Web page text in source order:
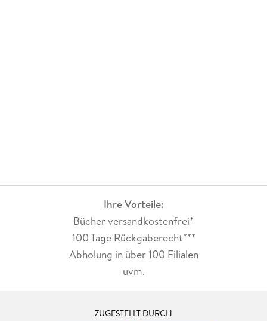
Ihre Vorteile:
Bücher versandkostenfrei*
100 Tage Rückgaberecht***
Abholung in über 100 Filialen
uvm.
ZUGESTELLT DURCH